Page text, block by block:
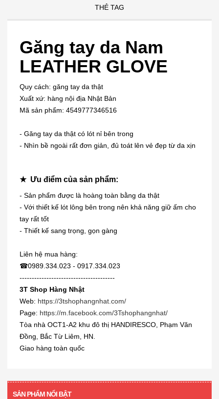
THẺ TAG
Găng tay da Nam
LEATHER GLOVE
Quy cách: găng tay da thật
Xuất xứ: hàng nội địa Nhật Bản
Mã sản phẩm: 4549777346516
- Găng tay da thật có lót nỉ bên trong
- Nhìn bề ngoài rất đơn giản, đủ toát lên vẻ đẹp từ da xịn
★ Ưu điểm của sản phẩm:
- Sản phẩm được là hoàng toàn bằng da thật
- Với thiết kế lót lông bên trong nên khả năng giữ ấm cho
tay rất tốt
- Thiết kế sang trọng, gọn gàng
Liên hệ mua hàng:
☎0989.334.023 - 0917.334.023
---------------------------------------
3T Shop Hàng Nhật
Web: https://3tshophangnhat.com/
Page: https://m.facebook.com/3Tshophangnhat/
Tòa nhà OCT1-A2 khu đô thị HANDIRESCO, Phạm Văn
Đồng, Bắc Từ Liêm, HN.
Giao hàng toàn quốc
SẢN PHẨM NỔI BẬT
Dung dịch trị mụn cóc, mắt cá,
230.000₫
[KIDs] Quần nỉ lót lông cừu Uniqlo
trẻ...
Siro viêm - sổ mũi Muhi 120ml
160.000₫